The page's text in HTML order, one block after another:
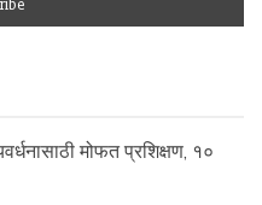
मोफत प्रशिक्षण, १०